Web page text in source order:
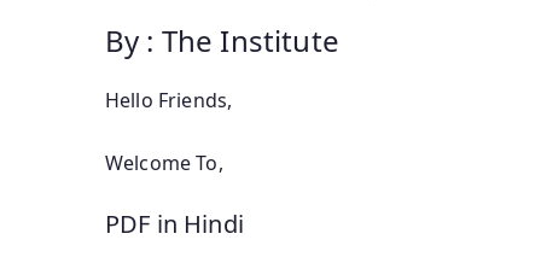
By : The Institute
Hello Friends,
Welcome To,
PDF in Hindi